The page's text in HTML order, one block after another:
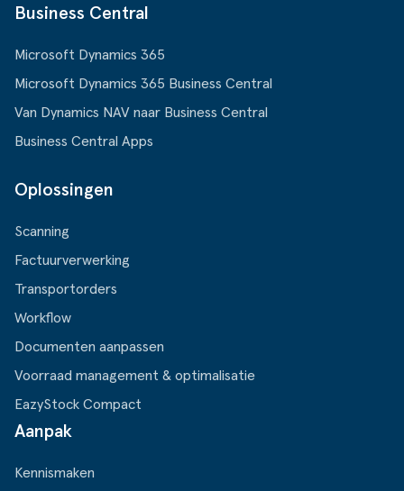
Business Central
Microsoft Dynamics 365
Microsoft Dynamics 365 Business Central
Van Dynamics NAV naar Business Central
Business Central Apps
Oplossingen
Scanning
Factuurverwerking
Transportorders
Workflow
Documenten aanpassen
Voorraad management & optimalisatie
EazyStock Compact
Aanpak
Kennismaken